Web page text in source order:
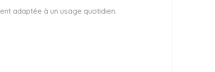
adaptée à un usage quotidien.